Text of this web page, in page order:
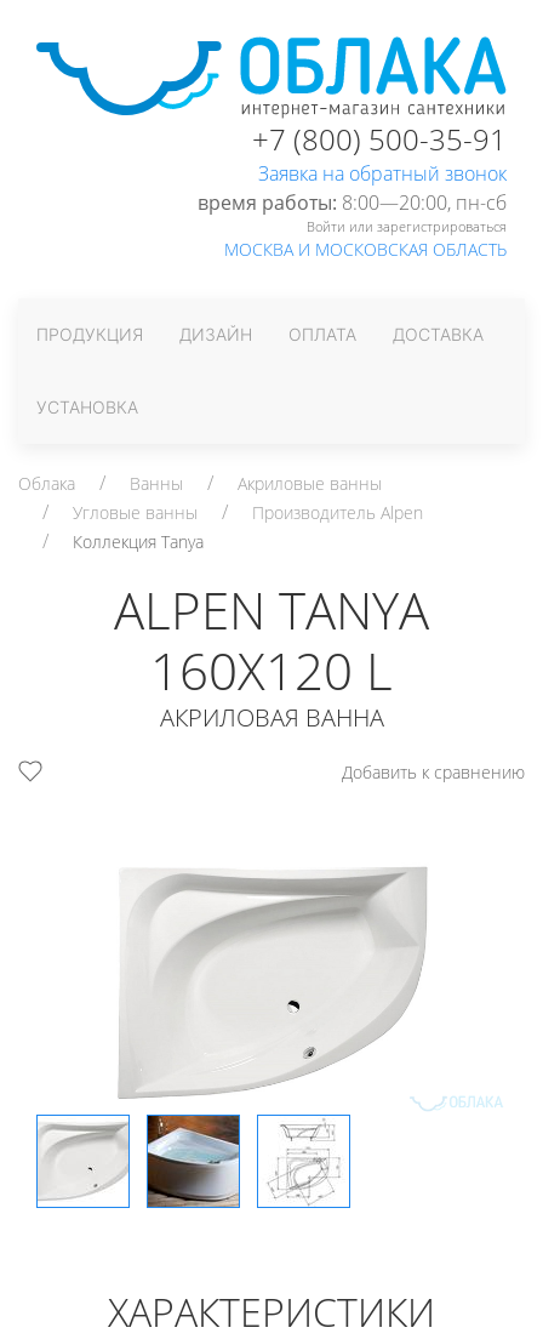
+7 (800) 500-35-91
Заявка на обратный звонок
время работы: 8:00—20:00, пн-cб
Войти или зарегистрироваться
МОСКВА И МОСКОВСКАЯ ОБЛАСТЬ
ПРОДУКЦИЯ ДИЗАЙН ОПЛАТА ДОСТАВКА
УСТАНОВКА
Облака Ванны
Акриловые ванны
Угловые ванны
Производитель Alpen
Коллекция Tanya
ALPEN TANYA
160X120 L
АКРИЛОВАЯ ВАННА
Добавить к сравнению
ХАРАКТЕРИСТИКИ